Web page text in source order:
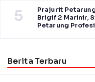
5
Prajurit
Brigif 2 Marinir,
Petarung
Berita Terbaru